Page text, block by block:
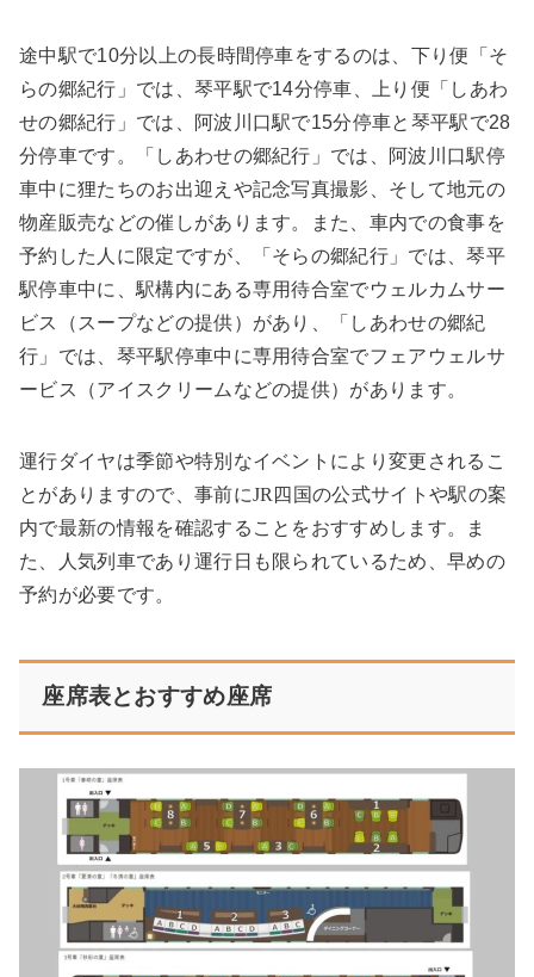
途中駅で10分以上の長時間停車をするのは、下り便「そ
らの郷紀行」では、琴平駅で14分停車、上り便「しあわ
せの郷紀行」では、阿波川口駅で15分停車と琴平駅で28
分停車です。「しあわせの郷紀行」では、阿波川口駅停
車中に狸たちのお出迎えや記念写真撮影、そして地元の
物産販売などの催しがあります。また、車内での食事を
予約した人に限定ですが、「そらの郷紀行」では、琴平
駅停車中に、駅構内にある専用待合室でウェルカムサー
ビス（スープなどの提供）があり、「しあわせの郷紀
行」では、琴平駅停車中に専用待合室でフェアウェルサ
ービス（アイスクリームなどの提供）があります。
運行ダイヤは季節や特別なイベントにより変更されるこ
とがありますので、事前にJR 四国の公式サイトや駅の案
内で最新の情報を確認することをおすすめします。ま
た、人気列車であり運行日も限られているため、早めの
予約が必要です。
座席表とおすすめ座席